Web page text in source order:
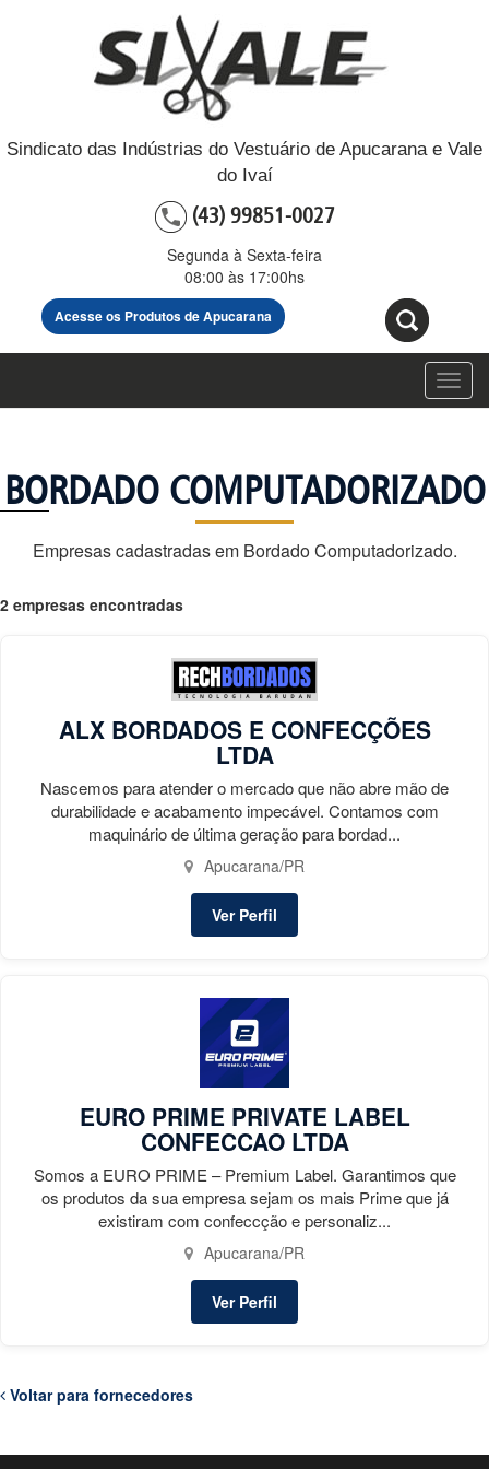
Sindicato das Indústrias do Vestuário de Apucarana e Vale
do Ivaí
(43) 99851-0027
Segunda à Sexta-feira
08:00 às 17:00hs
Acesse os Produtos de Apucarana
BORDADO COMPUTADORIZADO
Empresas cadastradas em Bordado Computadorizado.
2 empresas encontradas
ALX BORDADOS E CONFECÇÕES
LTDA
Nascemos para atender o mercado que não abre mão de
durabilidade e acabamento impecável. Contamos com
maquinário de última geração para bordad...
Apucarana/PR
Ver Perfil
EURO PRIME PRIVATE LABEL
CONFECCAO LTDA
Somos a EURO PRIME – Premium Label. Garantimos que
os produtos da sua empresa sejam os mais Prime que já
existiram com confeccção e personaliz...
Apucarana/PR
Ver Perfil
Voltar para fornecedores